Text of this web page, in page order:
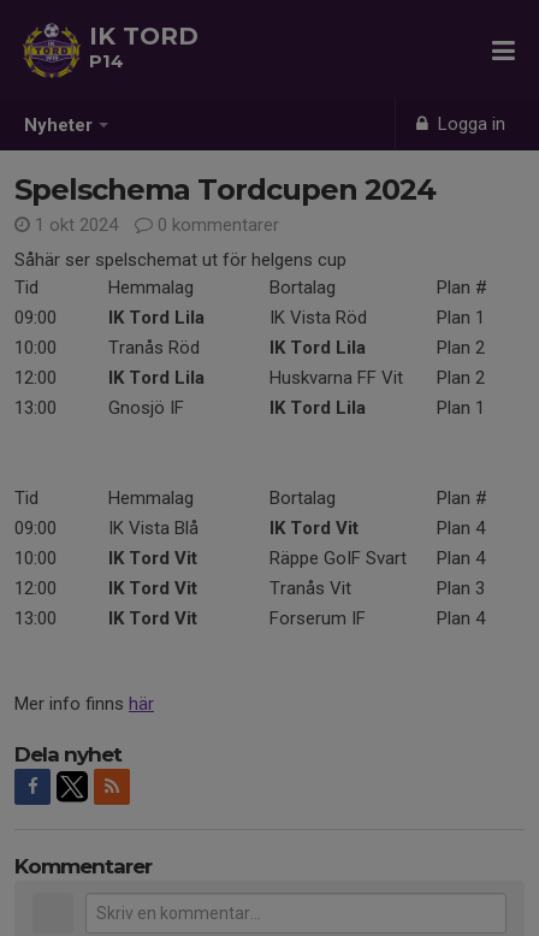
Nyheter Logga in
IK TORD
P14
Spelschema Tordcupen 2024
1 okt 2024
0 kommentarer
Såhär ser spelschemat ut för helgens cup
Tid
Hemmalag Bortalag
Plan #
09:00
IK Tord Lila IK Vista Röd
Plan 1
10:00
Tranås Röd IK Tord Lila
Plan 2
12:00
IK Tord Lila Huskvarna FF Vit
Plan 2
13:00
Gnosjö IF IK Tord Lila Plan 1
Tid Hemmalag Bortalag
Plan #
09:00
IK Vista Blå IK Tord Vit
Plan 4
10:00
IK Tord Vit Räppe GoIF Svart
Plan 4
12:00
IK Tord Vit Tranås Vit
Plan 3
13:00
IK Tord Vit Forserum IF Plan 4
Mer info finns här
Dela nyhet
Kommentarer